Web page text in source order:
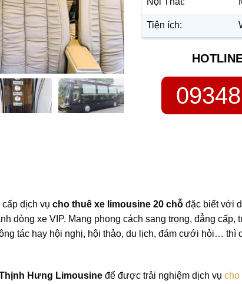
Tiện ích:
dịch vụ cho thuê xe limousine 20 chỗ đặc biết với
dòng xe VIP. Mang phong cách sang trọng, đẳng cấp,
tác hay hội nghị, hội thảo, du lịch, đám cưới hỏi… thì
Hưng Limousine để được trải nghiệm dịch vụ cho